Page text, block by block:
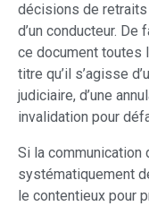
décisions de retraits
d’un conducteur.
ce document toutes
titre qu’il s’agisse
judiciaire, d’une
invalidation pour
Si la communication
systématiquement
le contentieux pour